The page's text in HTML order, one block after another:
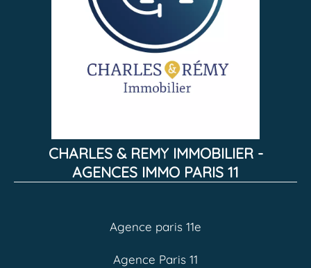
CHARLES & REMY IMMOBILIER -
AGENCES IMMO PARIS 11
Agence paris 11e
Agence Paris 11